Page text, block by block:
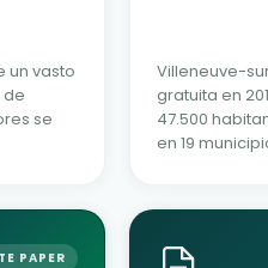
un vasto
de
se
Villeneuve-
gratuita en
47.500
en 19
PAPER